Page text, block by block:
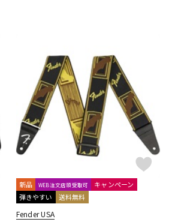
新品 WEB注文店頭受取可
キャンペーン
弾きやすい
送料無料
Fender USA